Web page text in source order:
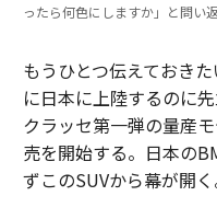
ったら何色にしますか」と問い
もうひとつ伝えておき
に日本に上陸するのに
クラッセ第一弾の量産
売を開始する。日本の
ずこのSUVから幕が開く